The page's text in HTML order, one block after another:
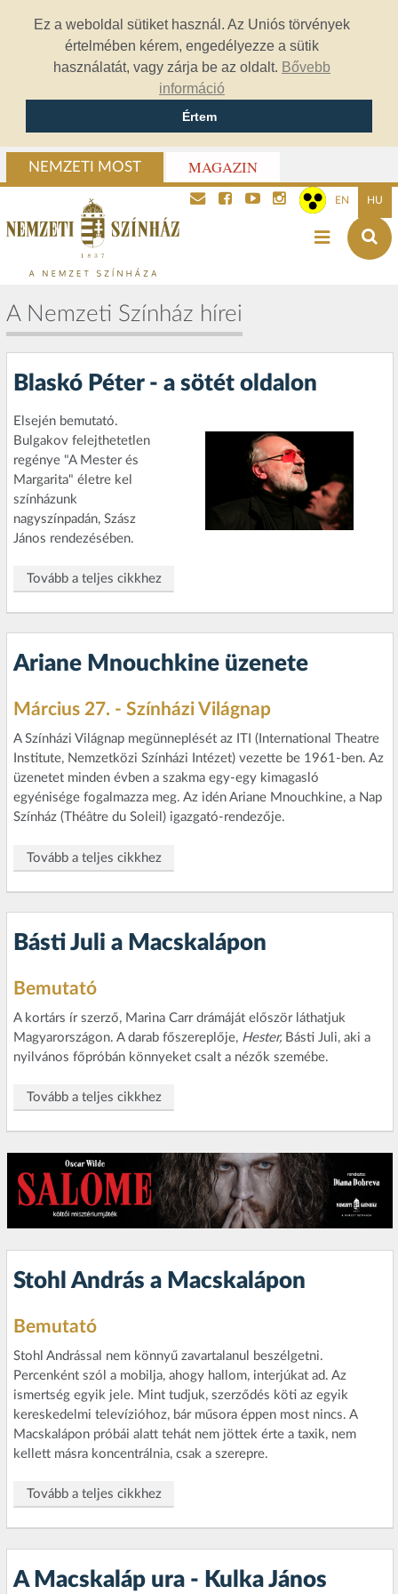
Ez a weboldal sütiket használ. Az Uniós törvények
értelmében kérem, engedélyezze a sütik
használatát, vagy zárja be az oldalt. Bővebb
információ
Értem
NEMZETI MOST MAGAZIN
EN HU
A Nemzeti Színház hírei
Blaskó Péter - a sötét oldalon
Elsején bemutató.
Bulgakov felejthetetlen
regénye "A Mester és
Margarita" életre kel
színházunk
nagyszínpadán, Szász
János rendezésében.
Tovább a teljes cikkhez
Ariane Mnouchkine üzenete
Március 27. - Színházi Világnap
A Színházi Világnap megünneplését az ITI (International Theatre
Institute, Nemzetközi Színházi Intézet) vezette be 1961-ben. Az
üzenetet minden évben a szakma egy-egy kimagasló
egyénisége fogalmazza meg. Az idén Ariane Mnouchkine, a Nap
Színház (Théâtre du Soleil) igazgató-rendezője.
Tovább a teljes cikkhez
Básti Juli a Macskalápon
Bemutató
A kortárs ír szerző, Marina Carr drámáját először láthatjuk
Magyarországon. A darab főszereplője, Hester, Básti Juli, aki a
nyilvános főpróbán könnyeket csalt a nézők szemébe.
Tovább a teljes cikkhez
Stohl András a Macskalápon
Bemutató
Stohl Andrással nem könnyű zavartalanul beszélgetni.
Percenként szól a mobilja, ahogy hallom, interjúkat ad. Az
ismertség egyik jele. Mint tudjuk, szerződés köti az egyik
kereskedelmi televízióhoz, bár műsora éppen most nincs. A
Macskalápon próbái alatt tehát nem jöttek érte a taxik, nem
kellett másra koncentrálnia, csak a szerepre.
Tovább a teljes cikkhez
A Macskaláp ura - Kulka János